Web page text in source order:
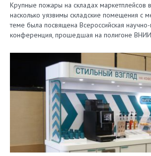
Крупные пожары на складах маркетплейсов
насколько уязвимы складские помещения с
теме была посвящена Всероссийская научно-
конференция, прошедшая на полигоне